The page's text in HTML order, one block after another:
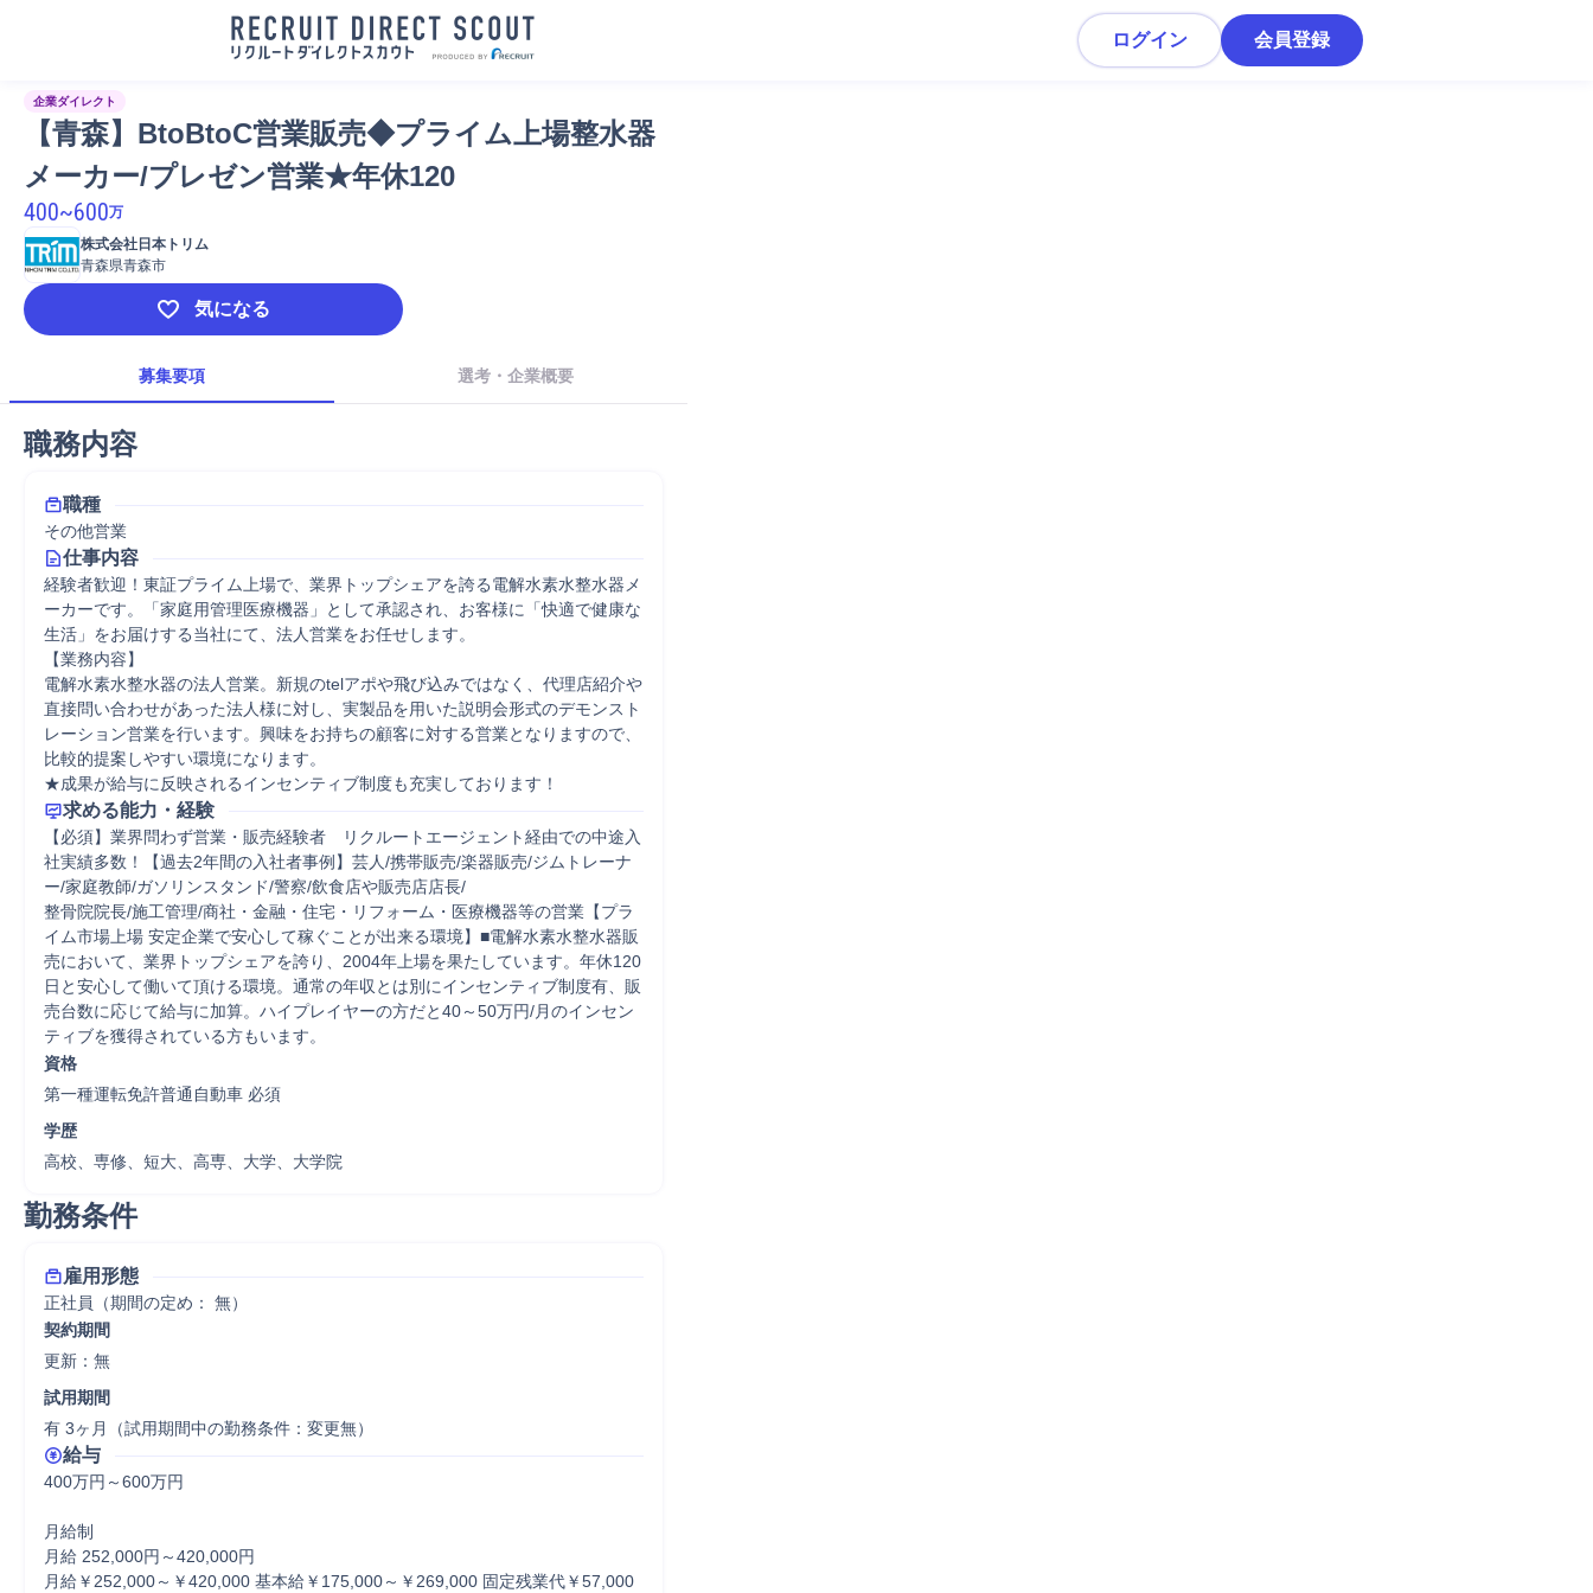
ログイン 会員登録
企業ダイレクト
【青森】BtoBtoC営業販売◆プライム上場整水器
メーカー/プレゼン営業★年休120
400~600万
株式会社日本トリム
青森県青森市
気になる
募集要項 選考・企業概要
職務内容
職種
その他営業
仕事内容
経験者歓迎！東証プライム上場で、業界トップシェアを誇る電解水素水整水器メ
ーカーです。「家庭用管理医療機器」として承認され、お客様に「快適で健康な
生活」をお届けする当社にて、法人営業をお任せします。
【業務内容】
電解水素水整水器の法人営業。新規のtelアポや飛び込みではなく、代理店紹介や
直接問い合わせがあった法人様に対し、実製品を用いた説明会形式のデモンスト
レーション営業を行います。興味をお持ちの顧客に対する営業となりますので、
比較的提案しやすい環境になります。
★成果が給与に反映されるインセンティブ制度も充実しております！
求める能力・経験
【必須】業界問わず営業・販売経験者　リクルートエージェント経由での中途入
社実績多数！【過去2年間の入社者事例】芸人/携帯販売/楽器販売/ジムトレーナ
ー/家庭教師/ガソリンスタンド/警察/飲食店や販売店店長/
整骨院院長/施工管理/商社・金融・住宅・リフォーム・医療機器等の営業【プラ
イム市場上場 安定企業で安心して稼ぐことが出来る環境】■電解水素水整水器販
売において、業界トップシェアを誇り、2004年上場を果たしています。年休120
日と安心して働いて頂ける環境。通常の年収とは別にインセンティブ制度有、販
売台数に応じて給与に加算。ハイプレイヤーの方だと40～50万円/月のインセン
ティブを獲得されている方もいます。
資格
第一種運転免許普通自動車 必須
学歴
高校、専修、短大、高専、大学、大学院
勤務条件
雇用形態
正社員（期間の定め： 無）
契約期間
更新：無
試用期間
有 3ヶ月（試用期間中の勤務条件：変更無）
給与
400万円～600万円
月給制
月給 252,000円～420,000円
月給￥252,000～￥420,000 基本給￥175,000～￥269,000 固定残業代￥57,000